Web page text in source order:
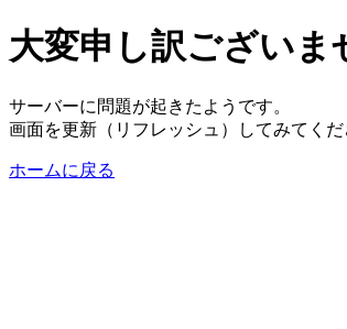
大変申し訳ございま
サーバーに問題が起きたようです。
画面を更新（リフレッシュ）してみてく
ホームに戻る